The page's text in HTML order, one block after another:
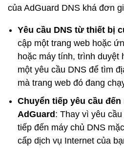
của AdGuard DNS khá đơn
Yêu cầu DNS từ thiết bị
cập một trang web hoặc
hoặc máy tính, trình duyệt
một yêu cầu DNS để tìm
mà trang web đó đang
Chuyển tiếp yêu cầu đến
AdGuard : Thay vì yêu
tiếp đến máy chủ DNS
cấp dịch vụ Internet của